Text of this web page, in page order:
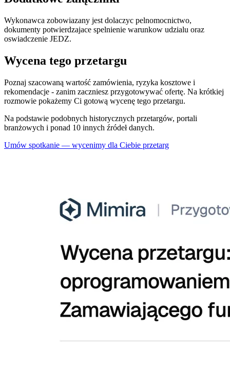
Wykonawca zobowiazany jest dolaczyc pelnomocnictwo,
dokumenty potwierdzajace spelnienie warunkow udzialu oraz
oswiadczenie JEDZ.
Wycena tego przetargu
Poznaj szacowaną wartość zamówienia, ryzyka kosztowe i
rekomendacje - zanim zaczniesz przygotowywać ofertę. Na krótkiej
rozmowie pokażemy Ci gotową wycenę tego przetargu.
Na podstawie podobnych historycznych przetargów, portali
branżowych i ponad 10 innych źródeł danych.
Umów spotkanie — wycenimy dla Ciebie przetarg